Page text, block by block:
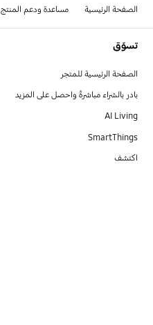
الصفحة الرئيسية مساعدة ودعم المنتج
تسوّق
الصفحة الرئيسية للمتجر
بادر بالشراء مباشرةً واحصل على المزيد
AI Living
SmartThings
اكتشف